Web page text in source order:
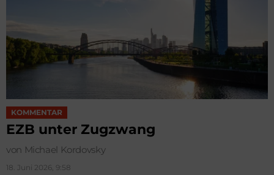
KOMMENTAR
EZB unter Zugzwang
von Michael Kordovsky
18. Juni 2026, 9:58